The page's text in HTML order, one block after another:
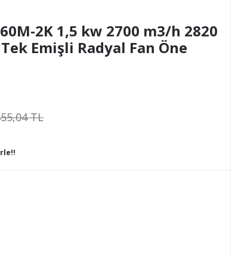
2K 1,5 kw 2700 m3/h 2820
Emişli Radyal Fan Öne
TL